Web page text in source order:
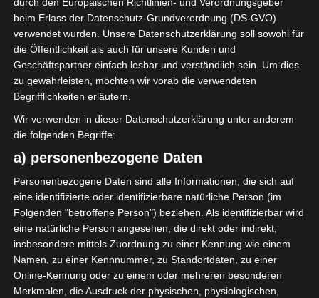
ENDERGEBNIS
Stade Taïeb Mhiri Sfax
Tor
32'
Tor
D. B. Gautier
66'
M. Nasraoui
69'
AUFSTELLUNGEN
Club Sportif Sfaxien (CSS)
durch den Europäischen Richtlinien- und Verordnungsgeber
beim Erlass der Datenschutz-Grundverordnung (DS-GVO)
verwendet wurden. Unsere Datenschutzerklärung soll sowohl für
die Öffentlichkeit als auch für unsere Kunden und
Geschäftspartner einfach lesbar und verständlich sein. Um dies
zu gewährleisten, möchten wir vorab die verwendeten
Begrifflichkeiten erläutern.
Wir verwenden in dieser Datenschutzerklärung unter anderem
die folgenden Begriffe:
a) personenbezogene Daten
Personenbezogene Daten sind alle Informationen, die sich auf
eine identifizierte oder identifizierbare natürliche Person (im
Folgenden "betroffene Person") beziehen. Als identifizierbar wird
eine natürliche Person angesehen, die direkt oder indirekt,
insbesondere mittels Zuordnung zu einer Kennung wie einem
Namen, zu einer Kennnummer, zu Standortdaten, zu einer
Online-Kennung oder zu einem oder mehreren besonderen
Merkmalen, die Ausdruck der physischen, physiologischen,